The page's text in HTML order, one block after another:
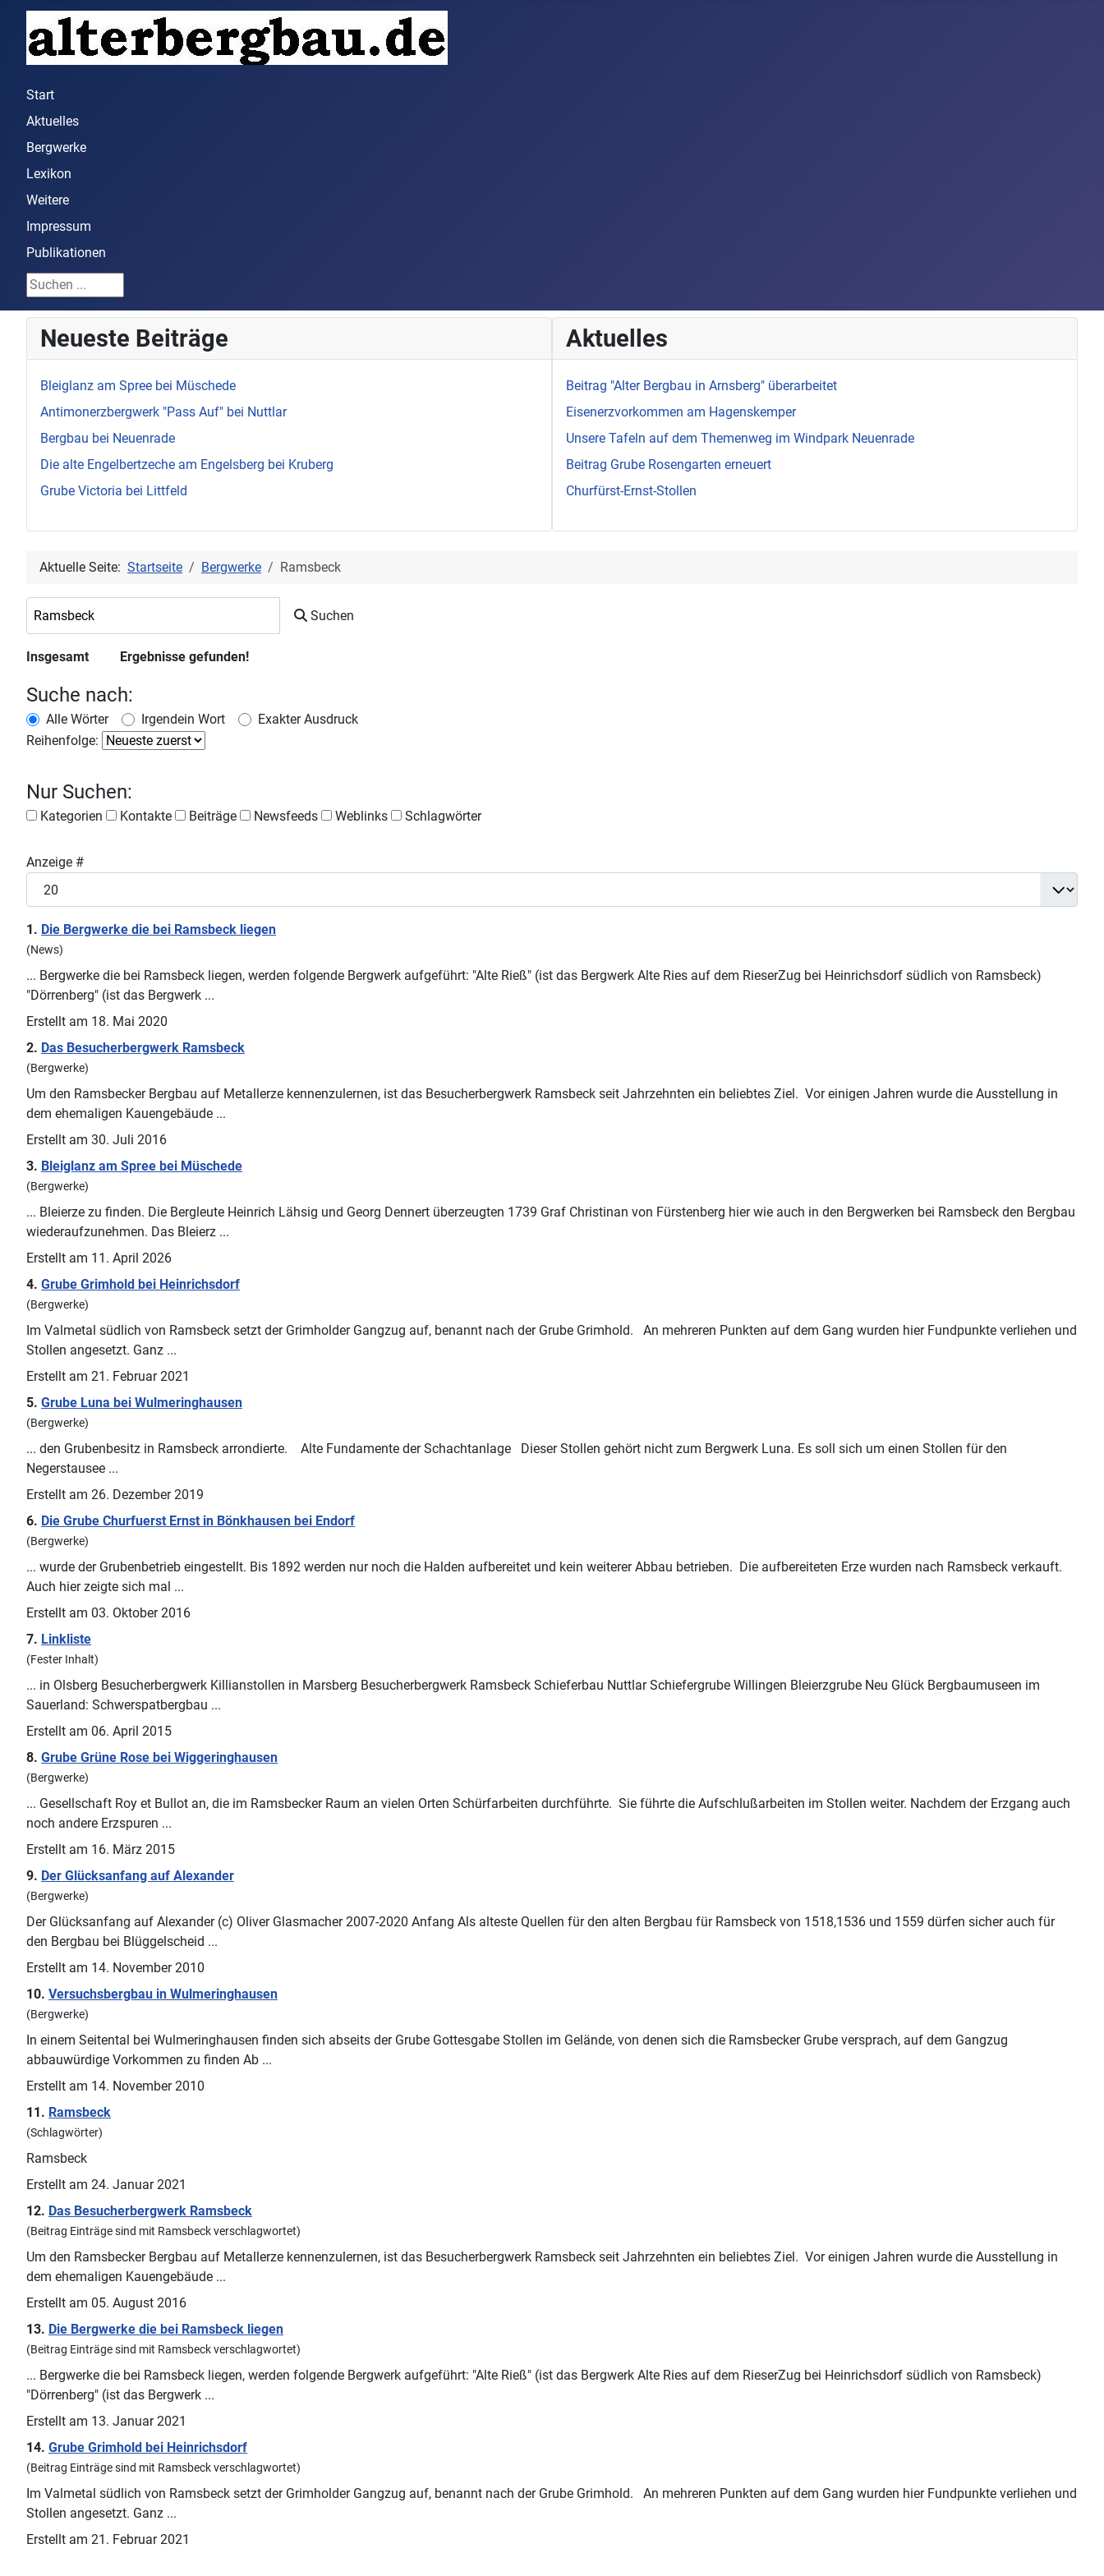
Start
Aktuelles
Bergwerke
Lexikon
Weitere
Impressum
Publikationen
Suchen ...
Neueste Beiträge
Bleiglanz am Spree bei Müschede
Antimonerzbergwerk "Pass Auf" bei Nuttlar
Bergbau bei Neuenrade
Die alte Engelbertzeche am Engelsberg bei Kruberg
Grube Victoria bei Littfeld
Aktuelles
Beitrag "Alter Bergbau in Arnsberg" überarbeitet
Eisenerzvorkommen am Hagenskemper
Unsere Tafeln auf dem Themenweg im Windpark Neuenrade
Beitrag Grube Rosengarten erneuert
Churfürst-Ernst-Stollen
Aktuelle Seite: Startseite Bergwerke Ramsbeck
Suchwörter:
Suchen
Insgesamt Ergebnisse gefunden!
Suche nach:
Alle Wörter Irgendein Wort
Exakter Ausdruck
Reihenfolge:
Nur Suchen:
Kategorien Kontakte Beiträge Newsfeeds Weblinks Schlagwörter
Anzeige #
1. Die Bergwerke die bei Ramsbeck liegen
(News)
... Bergwerke die bei Ramsbeck liegen, werden folgende Bergwerk aufgeführt: "Alte Rieß" (ist das Bergwerk Alte Ries auf dem RieserZug bei Heinrichsdorf südlich von Ramsbeck)
"Dörrenberg" (ist das Bergwerk ...
Erstellt am 18. Mai 2020
2. Das Besucherbergwerk Ramsbeck
(Bergwerke)
Um den Ramsbecker Bergbau auf Metallerze kennenzulernen, ist das Besucherbergwerk Ramsbeck seit Jahrzehnten ein beliebtes Ziel. Vor einigen Jahren wurde die Ausstellung in
dem ehemaligen Kauengebäude ...
Erstellt am 30. Juli 2016
3. Bleiglanz am Spree bei Müschede
(Bergwerke)
... Bleierze zu finden. Die Bergleute Heinrich Lähsig und Georg Dennert überzeugten 1739 Graf Christinan von Fürstenberg hier wie auch in den Bergwerken bei Ramsbeck den Bergbau
wiederaufzunehmen. Das Bleierz ...
Erstellt am 11. April 2026
4. Grube Grimhold bei Heinrichsdorf
(Bergwerke)
Im Valmetal südlich von Ramsbeck setzt der Grimholder Gangzug auf, benannt nach der Grube Grimhold. An mehreren Punkten auf dem Gang wurden hier Fundpunkte verliehen und
Stollen angesetzt. Ganz ...
Erstellt am 21. Februar 2021
5. Grube Luna bei Wulmeringhausen
(Bergwerke)
... den Grubenbesitz in Ramsbeck arrondierte. Alte Fundamente der Schachtanlage Dieser Stollen gehört nicht zum Bergwerk Luna. Es soll sich um einen Stollen für den
Negerstausee ...
Erstellt am 26. Dezember 2019
6. Die Grube Churfuerst Ernst in Bönkhausen bei Endorf
(Bergwerke)
... wurde der Grubenbetrieb eingestellt. Bis 1892 werden nur noch die Halden aufbereitet und kein weiterer Abbau betrieben. Die aufbereiteten Erze wurden nach Ramsbeck verkauft.
Auch hier zeigte sich mal ...
Erstellt am 03. Oktober 2016
7. Linkliste
(Fester Inhalt)
... in Olsberg Besucherbergwerk Killianstollen in Marsberg Besucherbergwerk Ramsbeck Schieferbau Nuttlar Schiefergrube Willingen Bleierzgrube Neu Glück Bergbaumuseen im
Sauerland: Schwerspatbergbau ...
Erstellt am 06. April 2015
8. Grube Grüne Rose bei Wiggeringhausen
(Bergwerke)
... Gesellschaft Roy et Bullot an, die im Ramsbecker Raum an vielen Orten Schürfarbeiten durchführte. Sie führte die Aufschlußarbeiten im Stollen weiter. Nachdem der Erzgang auch
noch andere Erzspuren ...
Erstellt am 16. März 2015
9. Der Glücksanfang auf Alexander
(Bergwerke)
Der Glücksanfang auf Alexander (c) Oliver Glasmacher 2007-2020 Anfang Als alteste Quellen für den alten Bergbau für Ramsbeck von 1518,1536 und 1559 dürfen sicher auch für
den Bergbau bei Blüggelscheid ...
Erstellt am 14. November 2010
10. Versuchsbergbau in Wulmeringhausen
(Bergwerke)
In einem Seitental bei Wulmeringhausen finden sich abseits der Grube Gottesgabe Stollen im Gelände, von denen sich die Ramsbecker Grube versprach, auf dem Gangzug
abbauwürdige Vorkommen zu finden Ab ...
Erstellt am 14. November 2010
11. Ramsbeck
(Schlagwörter)
Ramsbeck
Erstellt am 24. Januar 2021
12. Das Besucherbergwerk Ramsbeck
(Beitrag Einträge sind mit Ramsbeck verschlagwortet)
Um den Ramsbecker Bergbau auf Metallerze kennenzulernen, ist das Besucherbergwerk Ramsbeck seit Jahrzehnten ein beliebtes Ziel. Vor einigen Jahren wurde die Ausstellung in
dem ehemaligen Kauengebäude ...
Erstellt am 05. August 2016
13. Die Bergwerke die bei Ramsbeck liegen
(Beitrag Einträge sind mit Ramsbeck verschlagwortet)
... Bergwerke die bei Ramsbeck liegen, werden folgende Bergwerk aufgeführt: "Alte Rieß" (ist das Bergwerk Alte Ries auf dem RieserZug bei Heinrichsdorf südlich von Ramsbeck)
"Dörrenberg" (ist das Bergwerk ...
Erstellt am 13. Januar 2021
14. Grube Grimhold bei Heinrichsdorf
(Beitrag Einträge sind mit Ramsbeck verschlagwortet)
Im Valmetal südlich von Ramsbeck setzt der Grimholder Gangzug auf, benannt nach der Grube Grimhold. An mehreren Punkten auf dem Gang wurden hier Fundpunkte verliehen und
Stollen angesetzt. Ganz ...
Erstellt am 21. Februar 2021